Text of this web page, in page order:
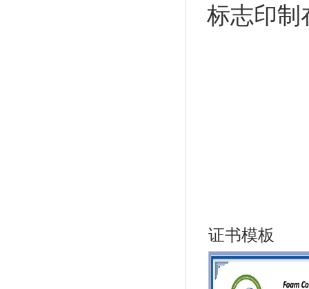
标志印制
证书模板